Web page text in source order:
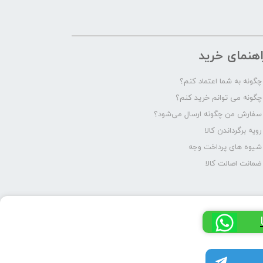
خرید
چگونه به شما اعتماد کنم؟
چگونه می توانم خرید کنم؟
سفارش من چگونه ارسال می‌شود؟
رویه برگرداندن کالا
شیوه های پرداخت وجه
ضمانت اصالت کالا